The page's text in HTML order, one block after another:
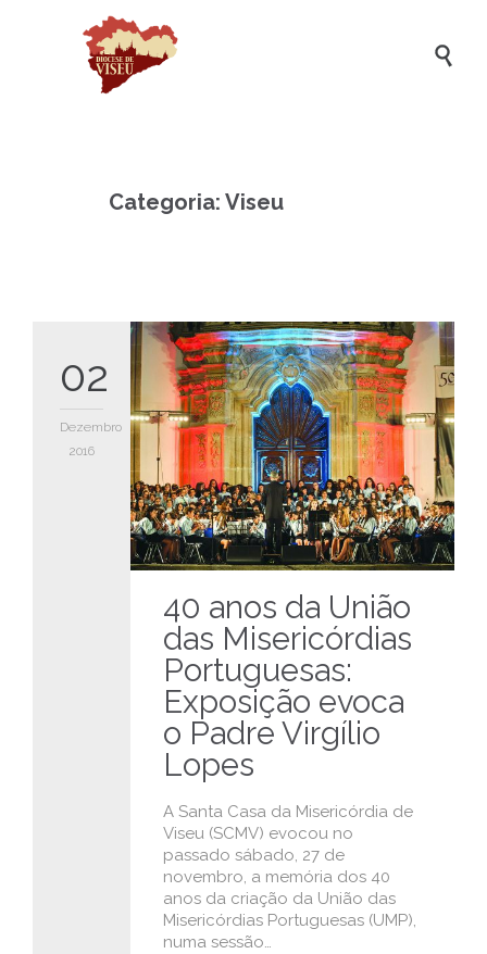

Categoria: Viseu
02
Dezembro
2016
40 anos da União
das Misericórdias
Portuguesas:
Exposição evoca
o Padre Virgílio
Lopes
A Santa Casa da Misericórdia de
Viseu (SCMV) evocou no
passado sábado, 27 de
novembro, a memória dos 40
anos da criação da União das
Misericórdias Portuguesas (UMP),
numa sessão…